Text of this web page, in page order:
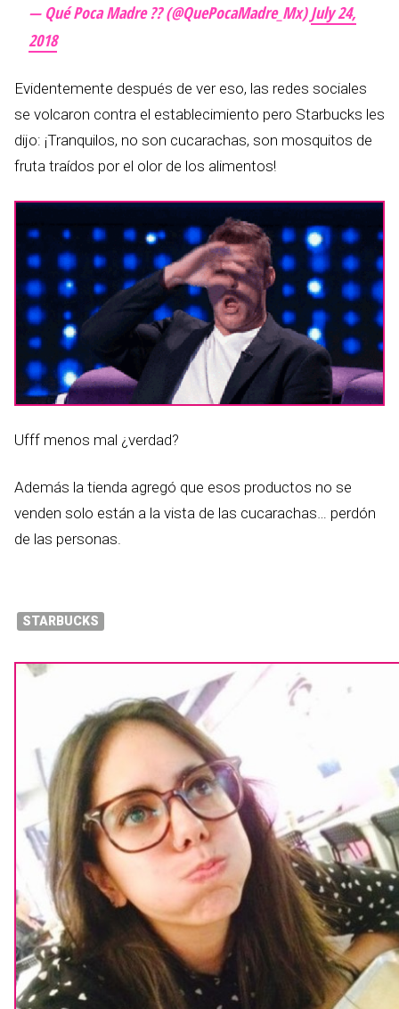
— Qué Poca Madre ?? (@QuePocaMadre_Mx)July 24,
2018
Evidentemente después de ver eso, las redes sociales
se volcaron contra el establecimiento pero Starbucks les
dijo: ¡Tranquilos, no son cucarachas, son mosquitos de
fruta traídos por el olor de los alimentos!
Ufff menos mal ¿verdad?
Además la tienda agregó que esos productos no se
venden solo están a la vista de las cucarachas… perdón
de las personas.
STARBUCKS